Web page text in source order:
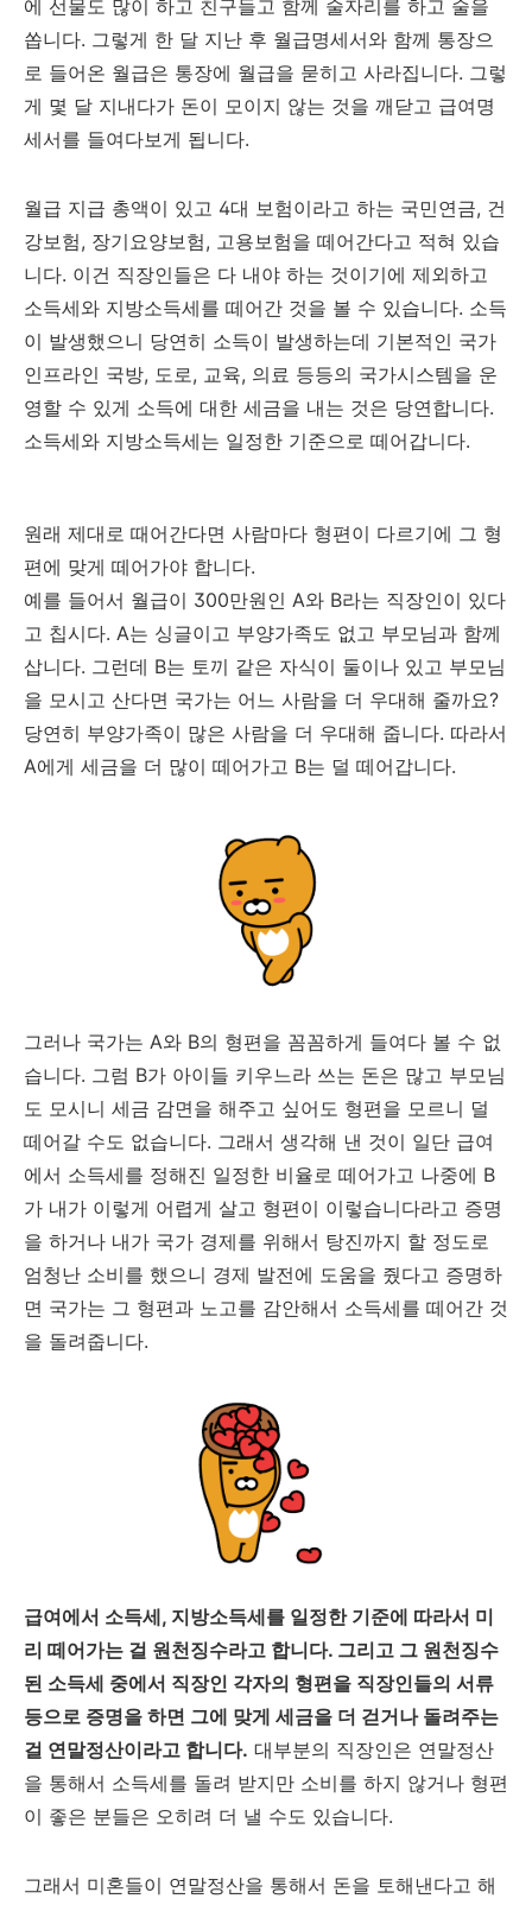
에 선물도 많이 하고 친구들고 함께 술자리를 하고 술을
쏩니다. 그렇게 한 달 지난 후 월급명세서와 함께 통장으
로 들어온 월급은 통장에 월급을 묻히고 사라집니다. 그렇
게 몇 달 지내다가 돈이 모이지 않는 것을 깨닫고 급여명
세서를 들여다보게 됩니다.
월급 지급 총액이 있고 4대 보험이라고 하는 국민연금, 건
강보험, 장기요양보험, 고용보험을 떼어간다고 적혀 있습
니다. 이건 직장인들은 다 내야 하는 것이기에 제외하고
소득세와 지방소득세를 떼어간 것을 볼 수 있습니다. 소득
이 발생했으니 당연히 소득이 발생하는데 기본적인 국가
인프라인 국방, 도로, 교육, 의료 등등의 국가시스템을 운
영할 수 있게 소득에 대한 세금을 내는 것은 당연합니다.
소득세와 지방소득세는 일정한 기준으로 떼어갑니다.
원래 제대로 때어간다면 사람마다 형편이 다르기에 그 형
편에 맞게 떼어가야 합니다.
예를 들어서 월급이 300만원인 A와 B라는 직장인이 있다
고 칩시다. A는 싱글이고 부양가족도 없고 부모님과 함께
삽니다. 그런데 B는 토끼 같은 자식이 둘이나 있고 부모님
을 모시고 산다면 국가는 어느 사람을 더 우대해 줄까요?
당연히 부양가족이 많은 사람을 더 우대해 줍니다. 따라서
A에게 세금을 더 많이 떼어가고 B는 덜 떼어갑니다.
그러나 국가는 A와 B의 형편을 꼼꼼하게 들여다 볼 수 없
습니다. 그럼 B가 아이들 키우느라 쓰는 돈은 많고 부모님
도 모시니 세금 감면을 해주고 싶어도 형편을 모르니 덜
떼어갈 수도 없습니다. 그래서 생각해 낸 것이 일단 급여
에서 소득세를 정해진 일정한 비율로 떼어가고 나중에 B
가 내가 이렇게 어렵게 살고 형편이 이렇습니다라고 증명
을 하거나 내가 국가 경제를 위해서 탕진까지 할 정도로
엄청난 소비를 했으니 경제 발전에 도움을 줬다고 증명하
면 국가는 그 형편과 노고를 감안해서 소득세를 떼어간 것
을 돌려줍니다.
급여에서 소득세, 지방소득세를 일정한 기준에 따라서 미
리 떼어가는 걸 원천징수라고 합니다. 그리고 그 원천징수
된 소득세 중에서 직장인 각자의 형편을 직장인들의 서류
등으로 증명을 하면 그에 맞게 세금을 더 걷거나 돌려주는
걸 연말정산이라고 합니다. 대부분의 직장인은 연말정산
을 통해서 소득세를 돌려 받지만 소비를 하지 않거나 형편
이 좋은 분들은 오히려 더 낼 수도 있습니다.
그래서 미혼들이 연말정산을 통해서 돈을 토해낸다고 해